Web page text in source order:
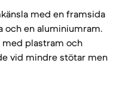
med en framsida
och en aluminiumram.
med plastram och
vid mindre stötar men